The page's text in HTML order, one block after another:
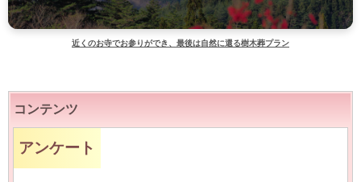
近くのお寺でお参りができ、最後は自然に還る樹木葬プラン
コンテンツ
アンケート